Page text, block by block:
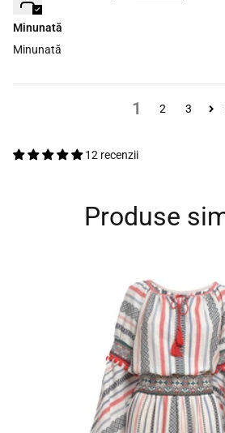
Minunată
Minunată
1 2 3
12 recenzii
Produse